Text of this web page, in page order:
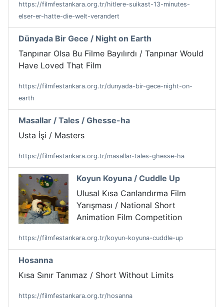
https://filmfestankara.org.tr/hitlere-suikast-13-minutes-
elser-er-hatte-die-welt-verandert
Dünyada Bir Gece / Night on Earth
Tanpınar Olsa Bu Filme Bayılırdı / Tanpınar Would
Have Loved That Film
https://filmfestankara.org.tr/dunyada-bir-gece-night-on-
earth
Masallar / Tales / Ghesse-ha
Usta İşi / Masters
https://filmfestankara.org.tr/masallar-tales-ghesse-ha
Koyun Koyuna / Cuddle Up
Ulusal Kısa Canlandırma Film
Yarışması / National Short
Animation Film Competition
https://filmfestankara.org.tr/koyun-koyuna-cuddle-up
Hosanna
Kısa Sınır Tanımaz / Short Without Limits
https://filmfestankara.org.tr/hosanna